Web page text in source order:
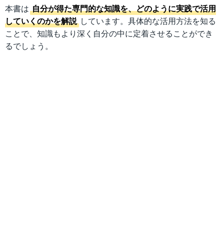
本書は 自分が得た専門的な知識を、どのように実践で活用
していくのかを解説 しています。具体的な活用方法を知る
ことで、知識もより深く自分の中に定着させることができ
るでしょう。